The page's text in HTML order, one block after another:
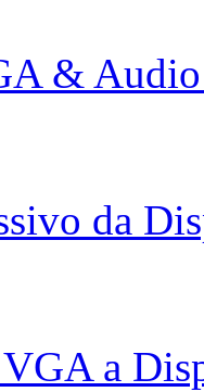
&
da
a